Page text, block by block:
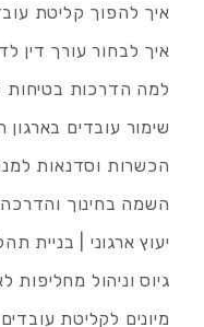
איך להפוך קליטת
איך לבחור עורך דין
למה הדרכות בטיחות
שימור עובדים בארגון
הכשרות וסדנאות
השמה בחינוך והדרכה
יעוץ ארגוני | בניית
גיוס וניהול מחליפות
מיונים לקליטת עובדים